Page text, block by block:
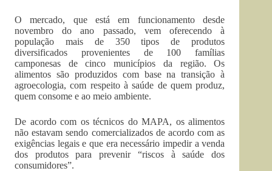
O mercado, que está em funcionamento desde
novembro do ano passado, vem oferecendo à
população mais de 350 tipos de produtos
diversificados provenientes de 100 famílias
camponesas de cinco municípios da região. Os
alimentos são produzidos com base na transição à
agroecologia, com respeito à saúde de quem produz,
quem consome e ao meio ambiente.
De acordo com os técnicos do MAPA, os alimentos
não estavam sendo comercializados de acordo com as
exigências legais e que era necessário impedir a venda
dos produtos para prevenir “riscos à saúde dos
consumidores”.